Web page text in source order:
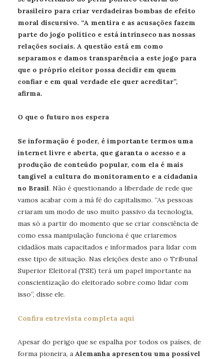
brasileiro para criar verdadeiras bombas de efeito
moral discursivo. “A mentira e as acusações fazem
parte do jogo político e está intrínseco nas nossas
relações sociais. A questão está em como
separamos e damos transparência a este jogo para
que o próprio eleitor possa decidir em quem
confiar e em qual verdade ele quer acreditar”,
afirma.
O que o futuro nos espera
Se informação é poder, é importante termos uma
internet livre e aberta, que garanta o acesso e a
produção de conteúdo popular, com ela é mais
tangível a cultura do monitoramento e a cidadania
no Brasil. Não é questionando a liberdade de rede que
vamos acabar com a má fé do capitalismo. “As pessoas
criaram um modo de uso muito passivo da tecnologia,
mas só a partir do momento que se criar consciência de
como essa manipulação funciona é que criaremos
cidadãos mais capacitados e informados para lidar com
esse tipo de situação. Nas eleições deste ano o Tribunal
Superior Eleitoral (TSE) terá um papel importante na
conscientização do eleitorado sobre como lidar com
isso”, disse ele.
Confira entrevista completa aqui
Apesar do perigo que se espalha por todos os países, de
forma pioneira, a Alemanha apresentou uma possível